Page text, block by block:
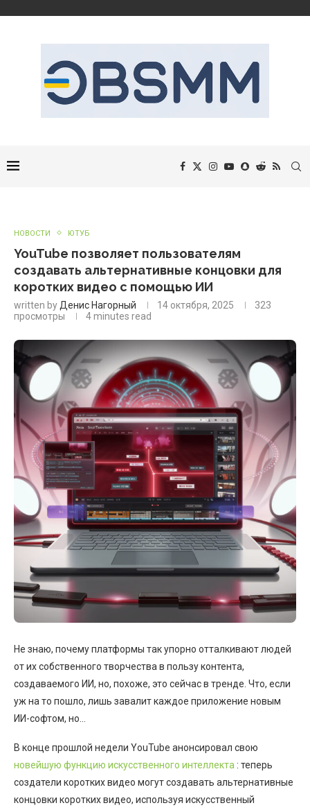
НОВОСТИ ЮТУБ
YouTube позволяет пользователям
создавать альтернативные концовки для
коротких видео с помощью ИИ
written by Денис Нагорный 14 октября, 2025
323
просмотры
4 minutes read
Не знаю, почему платформы так упорно отталкивают людей
от их собственного творчества в пользу контента,
создаваемого ИИ, но, похоже, это сейчас в тренде. Что, если
уж на то пошло, лишь завалит каждое приложение новым
ИИ-софтом, но…
В конце прошлой недели YouTube анонсировал свою
новейшую функцию искусственного интеллекта : теперь
создатели коротких видео могут создавать альтернативные
концовки коротких видео, используя искусственный